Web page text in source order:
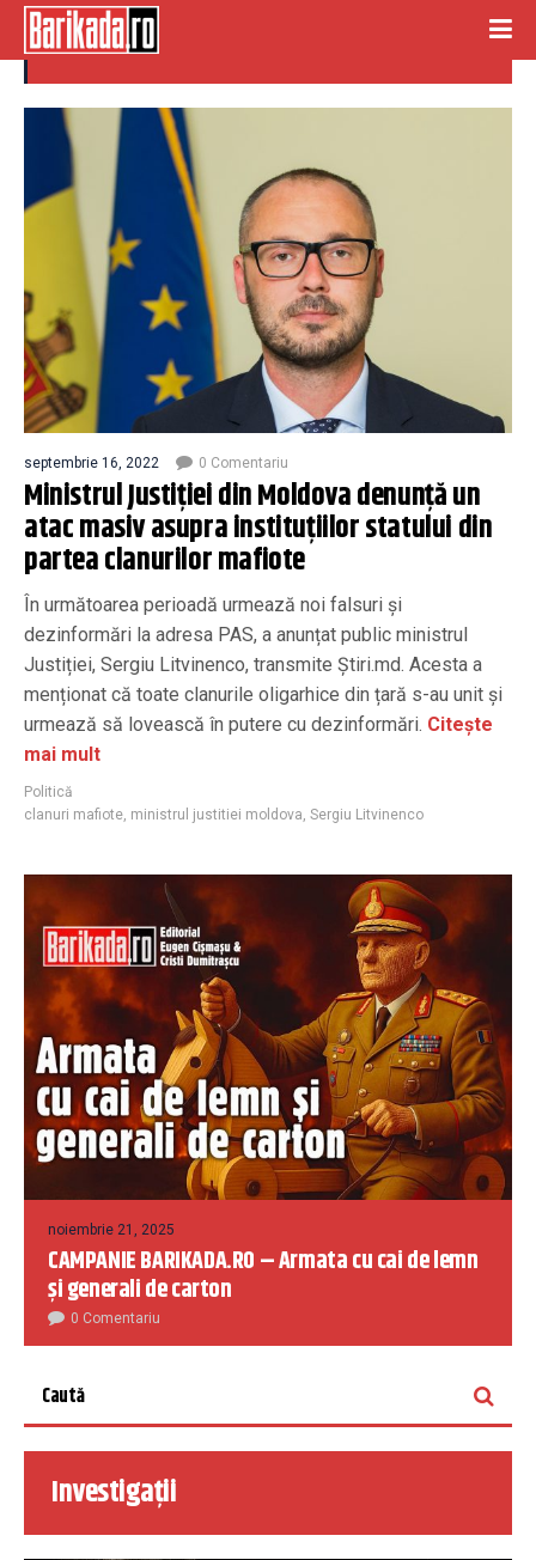
clanuri mafiote
septembrie 16, 2022 0 Comentariu
Ministrul Justiției din Moldova denunță un
atac masiv asupra instituțiilor statului din
partea clanurilor mafiote
În următoarea perioadă urmează noi falsuri și
dezinformări la adresa PAS, a anunțat public ministrul
Justiției, Sergiu Litvinenco, transmite Știri.md. Acesta a
menționat că toate clanurile oligarhice din țară s-au unit și
urmează să lovească în putere cu dezinformări. Citește
mai mult
Politică
clanuri mafiote, ministrul justitiei moldova, Sergiu Litvinenco
noiembrie 21, 2025
CAMPANIE BARIKADA.RO – Armata cu cai de lemn
și generali de carton
0 Comentariu
Investigații